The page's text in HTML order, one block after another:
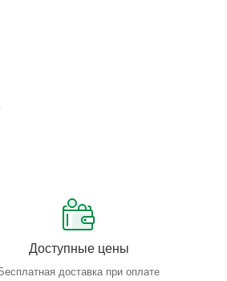
Доступные цены
Бесплатная доставка при оплате